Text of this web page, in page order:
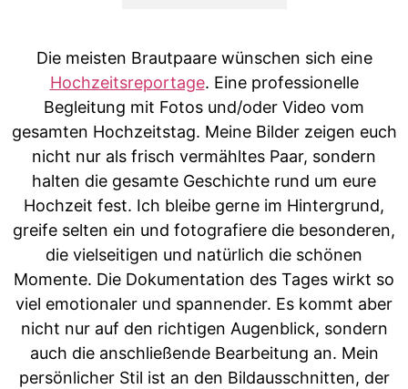
Die meisten Brautpaare wünschen sich eine
Hochzeitsreportage. Eine professionelle
Begleitung mit Fotos und/oder Video vom
gesamten Hochzeitstag. Meine Bilder zeigen euch
nicht nur als frisch vermähltes Paar, sondern
halten die gesamte Geschichte rund um eure
Hochzeit fest. Ich bleibe gerne im Hintergrund,
greife selten ein und fotografiere die besonderen,
die vielseitigen und natürlich die schönen
Momente. Die Dokumentation des Tages wirkt so
viel emotionaler und spannender. Es kommt aber
nicht nur auf den richtigen Augenblick, sondern
auch die anschließende Bearbeitung an. Mein
persönlicher Stil ist an den Bildausschnitten, der